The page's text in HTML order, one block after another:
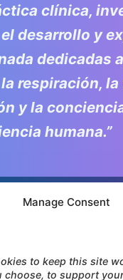
Manage Consent
to keep this site
choose, to support
clínica,
desarrollo y
dedicadas
respiración, la
y la
humana.”